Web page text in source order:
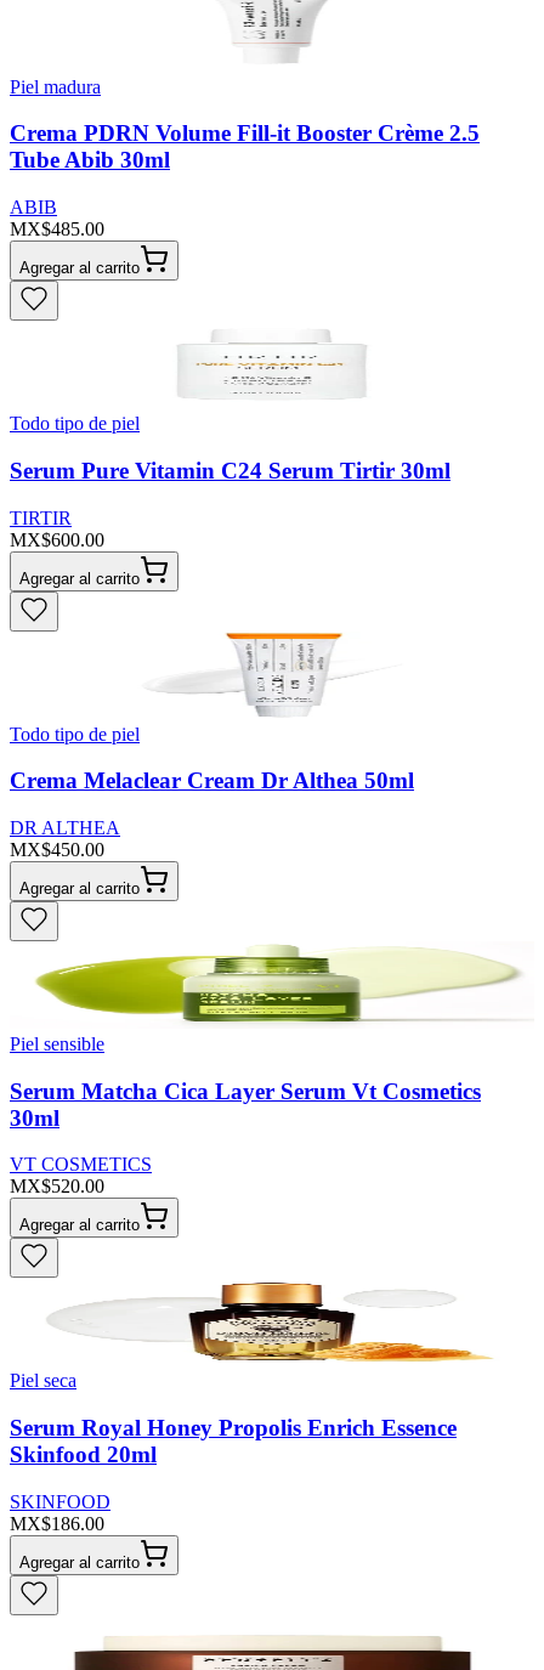
Piel madura
Crema PDRN Volume Fill-it Booster Crème 2.5
Tube Abib 30ml
ABIB
MX$485.00
Agregar al carrito
Todo tipo de piel
Serum Pure Vitamin C24 Serum Tirtir 30ml
TIRTIR
MX$600.00
Agregar al carrito
Todo tipo de piel
Crema Melaclear Cream Dr Althea 50ml
DR ALTHEA
MX$450.00
Agregar al carrito
Piel sensible
Serum Matcha Cica Layer Serum Vt Cosmetics
30ml
VT COSMETICS
MX$520.00
Agregar al carrito
Piel seca
Serum Royal Honey Propolis Enrich Essence
Skinfood 20ml
SKINFOOD
MX$186.00
Agregar al carrito